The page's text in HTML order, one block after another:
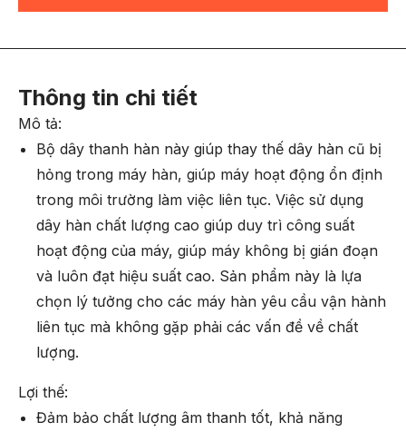
Thông tin chi tiết
Mô tả:
Bộ dây thanh hàn này giúp thay thế dây hàn cũ bị
hỏng trong máy hàn, giúp máy hoạt động ổn định
trong môi trường làm việc liên tục. Việc sử dụng
dây hàn chất lượng cao giúp duy trì công suất
hoạt động của máy, giúp máy không bị gián đoạn
và luôn đạt hiệu suất cao. Sản phẩm này là lựa
chọn lý tưởng cho các máy hàn yêu cầu vận hành
liên tục mà không gặp phải các vấn đề về chất
lượng.
Lợi thế:
Đảm bảo chất lượng âm thanh tốt, khả năng